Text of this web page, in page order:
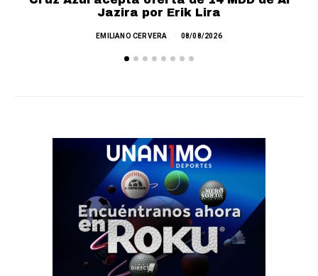
Jazira por Erik Lira
EMILIANO CERVERA 08/08/2026